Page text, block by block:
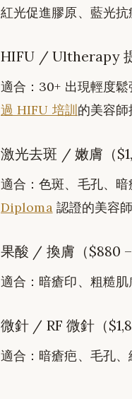
紅光促進膠原、藍光抗
HIFU / Ultherapy 提
適合：30+ 出現輕度
過 HIFU 培訓的美容師
激光去斑 / 嫩膚（
適合：色斑、毛孔、
Diploma認證的美容師
果酸 / 換膚（$880 –
適合：暗瘡印、粗糙肌
微針 / RF 微針（
適合：暗瘡疤、毛孔、